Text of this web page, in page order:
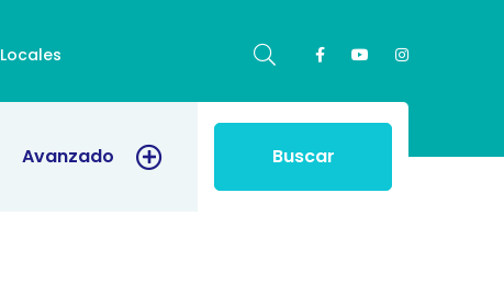
Locales
Avanzado Buscar